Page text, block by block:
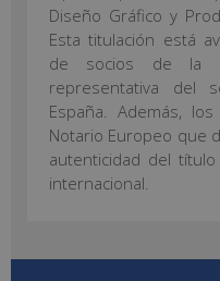
Diseño Gráfico y
Esta titulación está
de socios de la
representativa del
España. Además,
Notario Europeo que
autenticidad del
internacional.